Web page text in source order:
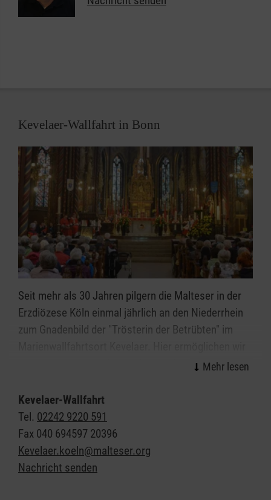
Sanitätsdienst, Technik, Betreuung und
Kevelaer-Wallfahrt in Bonn
Seit mehr als 30 Jahren pilgern die Malteser in der
Erzdiözese Köln einmal jährlich an den Niederrhein
zum Gnadenbild der "Trösterin der Betrübten" im
älteren, kranken und behinderten Menschen, Dank
ihren Glauben in Gemeinschaft zu erleben. Auch die
Bonner Malteser nehmen an der Kevelaer-Wallfahrt
teil. Interessierte Pilgerinnen und Pilger sowie
Helferinnen und Helfer sind herzlich eingeladen an
der Wallfahrt teilzunehmen.
Kevelaer-Wallfahrt
Tel. 02242 9220 591
Fax 040 694597 20396
Kevelaer.koeln@malteser.org
Nachricht senden